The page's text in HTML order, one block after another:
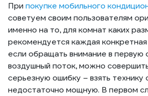
При покупке мобильного
советуем своим пользователям
именно на то, для комнат каких
рекомендуется каждая
если обращать внимание в первую
воздушный поток, можно
серьезную ошибку – взять технику
недостаточно мощную. В первом